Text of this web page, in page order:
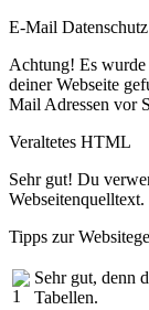
E-Mail Datenschutz
Achtung! Es
deiner Webseite
Mail Adressen vor
Veraltetes HTML
Sehr gut! Du
Webseitenquelltext.
Tipps zur
Sehr gut, denn
Tabellen.